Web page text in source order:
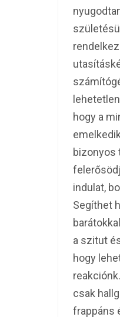
hogy a
bizonyos
indulat,
Segíthet
a szitut
hogy
csak
frappáns